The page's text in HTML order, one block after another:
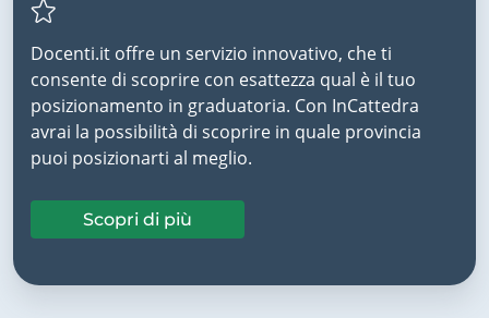
Docenti.it offre un servizio innovativo, che ti
consente di scoprire con esattezza qual è il tuo
posizionamento in graduatoria. Con InCattedra
avrai la possibilità di scoprire in quale provincia
puoi posizionarti al meglio.
Scopri di più